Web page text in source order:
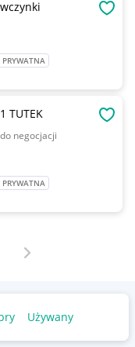
PRYWATNA
TUTEK
do negocjacji
PRYWATNA
Następna strona
Używany